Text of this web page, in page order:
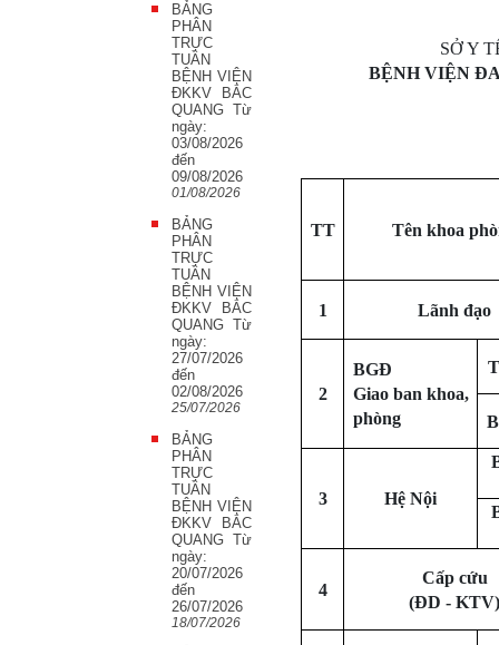
BẢNG
PHÂN
TRỰC
TUẦN
BỆNH VIỆN
ĐKKV BẮC
QUANG Từ
ngày:
03/08/2026
đến
09/08/2026
01/08/2026
BẢNG
PHÂN
TRỰC
TUẦN
BỆNH VIỆN
ĐKKV BẮC
QUANG Từ
ngày:
27/07/2026
đến
02/08/2026
25/07/2026
BẢNG
PHÂN
TRỰC
TUẦN
BỆNH VIỆN
ĐKKV BẮC
QUANG Từ
ngày:
20/07/2026
đến
26/07/2026
18/07/2026
SỞ Y
BỆNH VIỆN
TT Tên khoa
1 Lãnh đạo
2
BGĐ
Giao ban khoa,
phòng
3 Hệ Nội
4
Cấp cứu
(ĐD -